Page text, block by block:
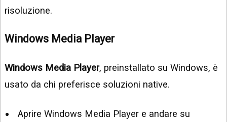
risoluzione.
Windows Media Player
Windows Media Player, preinstallato su Windows, è
usato da chi preferisce soluzioni native.
Aprire Windows Media Player e andare su